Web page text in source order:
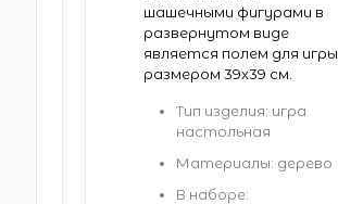
шашечными фигурами в
развернутом виде
является полем для игры
размером 39х39 см.
Тип изделия: игра
настольная
Материалы: дерево
В наборе: